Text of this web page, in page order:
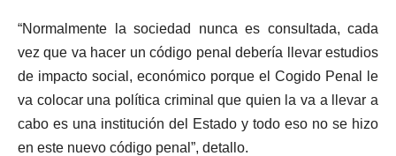
“Normalmente la sociedad nunca es consultada, cada
vez que va hacer un código penal debería llevar estudios
de impacto social, económico porque el Cogido Penal le
va colocar una política criminal que quien la va a llevar a
cabo es una institución del Estado y todo eso no se hizo
en este nuevo código penal”, detallo.